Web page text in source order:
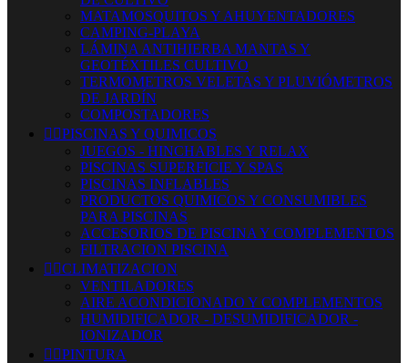
MATAMOSQUITOS Y AHUYENTADORES
CAMPING-PLAYA
LÁMINA ANTIHIERBA MANTAS Y
GEOTÉXTILES CULTIVO
TERMOMETROS VELETAS Y PLUVIÓMETROS
DE JARDÍN
COMPOSTADORES
 PISCINAS Y QUIMICOS
JUEGOS - HINCHABLES Y RELAX
PISCINAS SUPERFICIE Y SPAS
PISCINAS INFLABLES
PRODUCTOS QUIMICOS Y CONSUMIBLES
PARA PISCINAS
ACCESORIOS DE PISCINA Y COMPLEMENTOS
FILTRACION PISCINA
 CLIMATIZACION
VENTILADORES
AIRE ACONDICIONADO Y COMPLEMENTOS
HUMIDIFICADOR - DESUMIDIFICADOR -
IONIZADOR
 PINTURA